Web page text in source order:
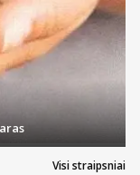
Visi straipsniai